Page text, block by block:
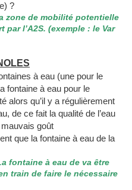
?
zone de mobilité potentielle
l’A2S. (exemple : le Var
à eau (une pour le
fontaine à eau pour le
alors qu’il y a régulièrement
de ce fait la qualité de l’eau
goût
que la fontaine à eau de la
fontaine à eau de va être
train de faire le nécessaire